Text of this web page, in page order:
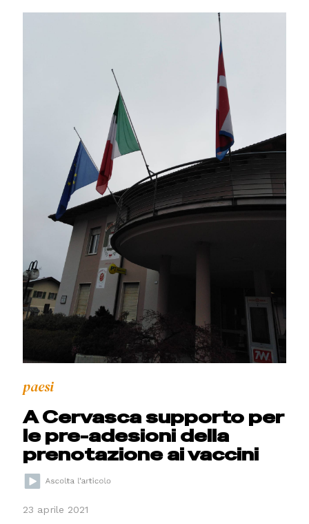
paesi
A Cervasca supporto per
le pre-adesioni della
prenotazione ai vaccini
23 aprile 2021